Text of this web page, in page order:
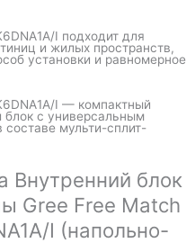
I подходит для
и жилых пространств,
установки и равномерное
I — компактный
блок с универсальным
мульти-сплит-
Внутренний блок
Gree Free Match
I (напольно-